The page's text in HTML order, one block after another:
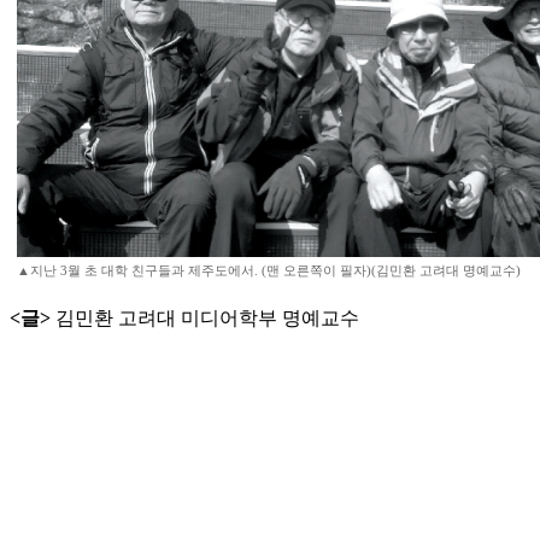
▲지난 3월 초 대학 친구들과 제주도에서. (맨 오른쪽이 필자)(김민환 고려대 명예교수)
<글> 김민환 고려대 미디어학부 명예교수